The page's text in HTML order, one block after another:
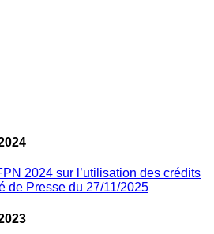
2024 sur l’utilisation des crédits
de Presse du 27/11/2025